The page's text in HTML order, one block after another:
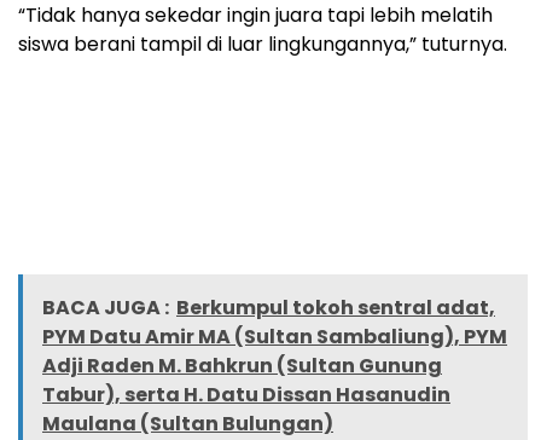
“Tidak hanya sekedar ingin juara tapi lebih melatih
siswa berani tampil di luar lingkungannya,” tuturnya.
BACA JUGA : Berkumpul tokoh sentral adat,
PYM Datu Amir MA (Sultan Sambaliung), PYM
Adji Raden M. Bahkrun (Sultan Gunung
Tabur), serta H. Datu Dissan Hasanudin
Maulana (Sultan Bulungan)